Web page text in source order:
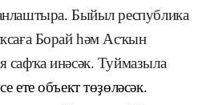
Быйыл республика
Борай һәм Асҡын
сафҡа инәсәк. Туймазыла
се етеобъект төҙөләсәк.